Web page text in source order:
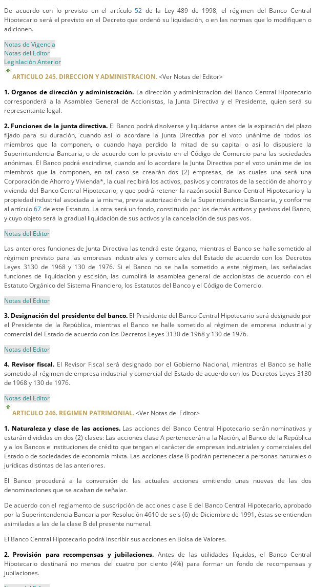
De acuerdo con lo previsto en el artículo52 de la Ley 489 de 1998, el régimen del Banco Central
Hipotecario será el previsto en el Decreto que ordenó su liquidación, o en las normas que lo modifiquen o
adicionen.
Notas de Vigencia
Notas del Editor
Legislación Anterior
ARTICULO 245. DIRECCION Y ADMINISTRACION.<Ver Notas del Editor>
1. Organos de dirección y administración. La dirección y administración del Banco Central Hipotecario
corresponderá a la Asamblea General de Accionistas, la Junta Directiva y el Presidente, quien será su
representante legal.
2. Funciones de la junta directiva. El Banco podrá disolverse y liquidarse antes de la expiración del plazo
fijado para su duración, cuando así lo acordare la Junta Directiva por el voto unánime de todos los
miembros que la componen, o cuando haya perdido la mitad de su capital o así lo dispusiere la
Superintendencia Bancaria, o de acuerdo con lo previsto en el Código de Comercio para las sociedades
anónimas. El Banco podrá escindirse, cuando así lo acordare la Junta Directiva por el voto unánime de los
miembros que la componen, en tal caso se crearán dos (2) empresas, de las cuales una será una
Corporación de Ahorro y Vivienda*, la cual recibirá los activos, pasivos y contratos de la sección de ahorro y
vivienda del Banco Central Hipotecario, y que podrá retener la razón social Banco Central Hipotecario y la
propiedad industrial asociada a la misma, previa autorización de la Superintendencia Bancaria, y conforme
al artículo67 de este Estatuto. La otra será un fondo, constituido por los demás activos y pasivos del Banco,
y cuyo objeto será la gradual liquidación de sus activos y la cancelación de sus pasivos.
Notas del Editor
Las anteriores funciones de Junta Directiva las tendrá este órgano, mientras el Banco se halle sometido al
régimen previsto para las empresas industriales y comerciales del Estado de acuerdo con los Decretos
Leyes 3130 de 1968 y 130 de 1976. Si el Banco no se halla sometido a este régimen, las señaladas
funciones de liquidación y escisión, las cumplirá la asamblea general de accionistas de acuerdo con el
Estatuto Orgánico del Sistema Financiero, los Estatutos del Banco y el Código de Comercio.
Notas del Editor
3. Designación del presidente del banco. El Presidente del Banco Central Hipotecario será designado por
el Presidente de la República, mientras el Banco se halle sometido al régimen de empresa industrial y
comercial del Estado de acuerdo con los Decretos Leyes 3130 de 1968 y 130 de 1976.
Notas del Editor
4. Revisor fiscal.El Revisor Fiscal será designado por el Gobierno Nacional, mientras el Banco se halle
sometido al régimen de empresa industrial y comercial del Estado de acuerdo con los Decretos Leyes 3130
de 1968 y 130 de 1976.
Notas del Editor
ARTICULO 246. REGIMEN PATRIMONIAL.<Ver Notas del Editor>
1. Naturaleza y clase de las acciones.Las acciones del Banco Central Hipotecario serán nominativas y
estarán divididas en dos (2) clases: Las acciones clase A pertenecerán a la Nación, al Banco de la República
y a los Bancos e instituciones de crédito que tengan el carácter de empresas industriales y comerciales del
Estado o de sociedades de economía mixta. Las acciones clase B podrán pertenecer a personas naturales o
jurídicas distintas de las anteriores.
El Banco procederá a la conversión de las actuales acciones emitiendo unas nuevas de las dos
denominaciones que se acaban de señalar.
De acuerdo con el reglamento de suscripción de acciones clase E del Banco Central Hipotecario, aprobado
por la Superintendencia Bancaria por Resolución 4610 de seis (6) de Diciembre de 1991, éstas se entienden
asimiladas a las de la clase B del presente numeral.
El Banco Central Hipotecario podrá inscribir sus acciones en Bolsa de Valores.
2. Provisión para recompensas y jubilaciones. Antes de las utilidades líquidas, el Banco Central
Hipotecario destinará no menos del cuatro por ciento (4%) para formar un fondo de recompensas y
jubilaciones.